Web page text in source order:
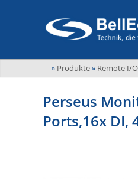
» Produkte» Remote I/O
Perseus
Ports,16x DI,